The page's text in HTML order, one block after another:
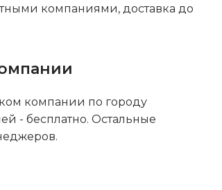
компаниями, доставка до
компании по городу
- бесплатно. Остальные